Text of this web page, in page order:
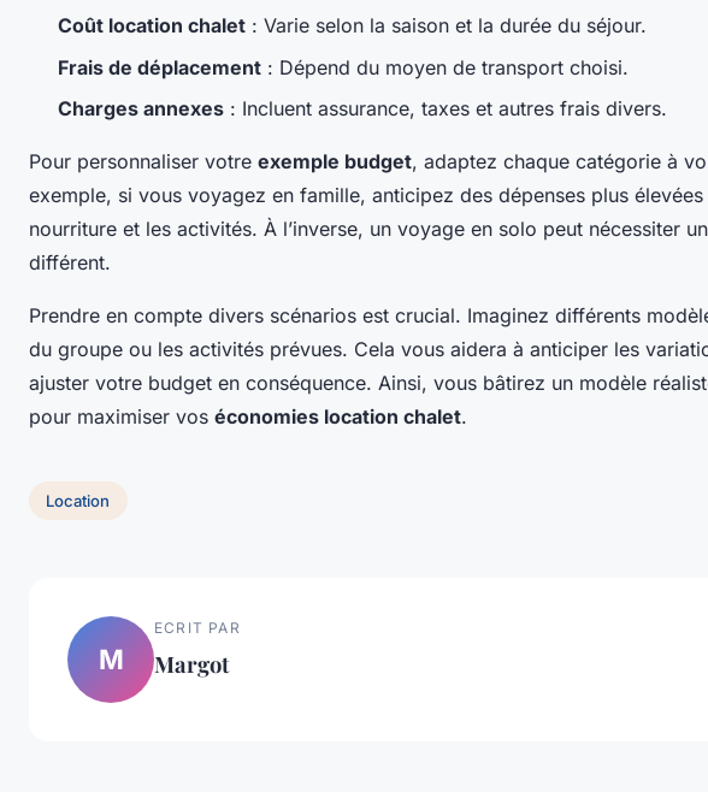
Coût location chalet : Varie selon la saison et la durée du séjour.
Frais de déplacement : Dépend du moyen de transport choisi.
Charges annexes : Incluent assurance, taxes et autres frais divers.
Pour personnaliser votre exemple budget, adaptez chaque catégorie à
exemple, si vous voyagez en famille, anticipez des dépenses plus
nourriture et les activités. À l’inverse, un voyage en solo peut nécessiter
différent.
Prendre en compte divers scénarios est crucial. Imaginez différents
du groupe ou les activités prévues. Cela vous aidera à anticiper les
ajuster votre budget en conséquence. Ainsi, vous bâtirez un modèle
pour maximiser vos économies location chalet.
Location
M
ECRIT PAR
Margot